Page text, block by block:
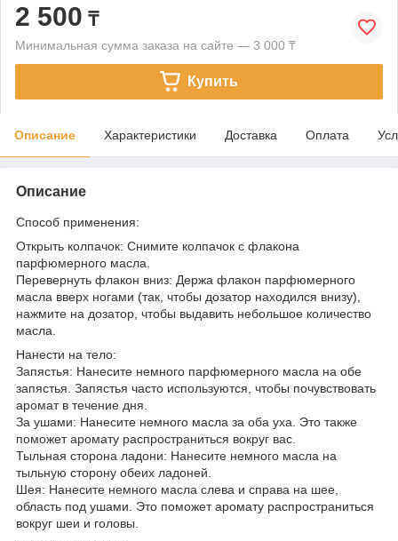
2 500 ₸
Минимальная сумма заказа на сайте — 3 000 ₸
Купить
Описание Характеристики Доставка Оплата
Описание
Способ применения:
Открыть колпачок: Снимите колпачок с флакона
парфюмерного масла.
Перевернуть флакон вниз: Держа флакон парфюмерного
масла вверх ногами (так, чтобы дозатор находился внизу),
нажмите на дозатор, чтобы выдавить небольшое количество
масла.
Нанести на тело:
Запястья: Нанесите немного парфюмерного масла на обе
запястья. Запястья часто используются, чтобы почувствовать
аромат в течение дня.
За ушами: Нанесите немного масла за оба уха. Это также
поможет аромату распространиться вокруг вас.
Тыльная сторона ладони: Нанесите немного масла на
тыльную сторону обеих ладоней.
Шея: Нанесите немного масла слева и справа на шее,
область под ушами. Это поможет аромату распространиться
вокруг шеи и головы.